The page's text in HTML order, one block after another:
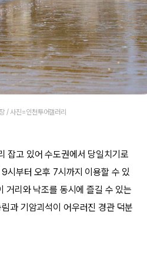
/ 사진=인천투어갤러리
잡고 있어 수도권에서 당일치기로
시부터 오후 7시까지 이용할 수 있
거리와 낙조를 동시에 즐길 수 있는
과 기암괴석이 어우러진 경관 덕분